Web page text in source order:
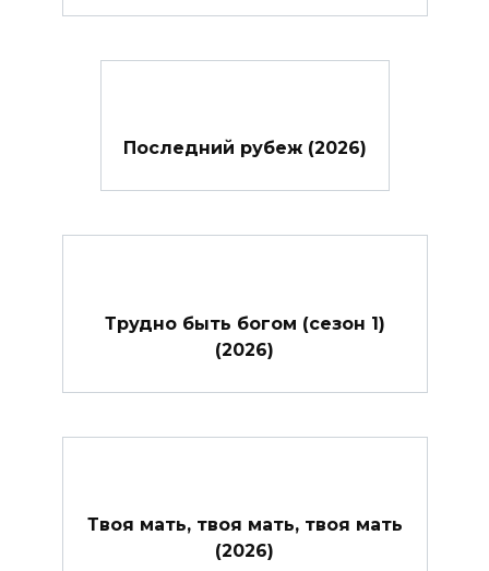
Последний рубеж (2026)
Трудно быть богом (сезон 1)
(2026)
Твоя мать, твоя мать, твоя мать
(2026)